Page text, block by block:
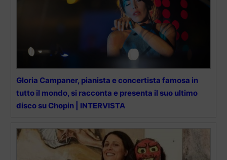
Gloria Campaner, pianista e concertista famosa in
tutto il mondo, si racconta e presenta il suo ultimo
disco su Chopin | INTERVISTA